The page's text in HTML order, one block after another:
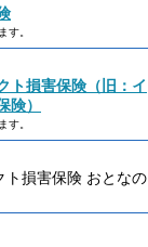
す。
ト損害保険（旧：イ
険）
す。
ト損害保険 おとなの